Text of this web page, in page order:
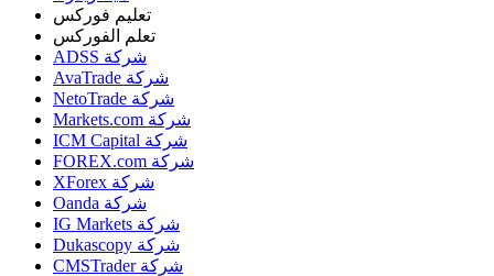
تعليم فوركس
تعلم الفوركس
ADSS شركة
AvaTrade شركة
NetoTrade شركة
Markets.com شركة
ICM Capital شركة
FOREX.com شركة
XForex شركة
Oanda شركة
IG Markets شركة
Dukascopy شركة
CMSTrader شركة